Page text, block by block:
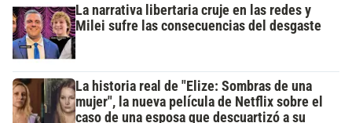
La narrativa libertaria cruje en las redes y
Milei sufre las consecuencias del desgaste
La historia real de "Elize: Sombras de una
mujer", la nueva película de Netflix sobre el
caso de una esposa que descuartizó a su